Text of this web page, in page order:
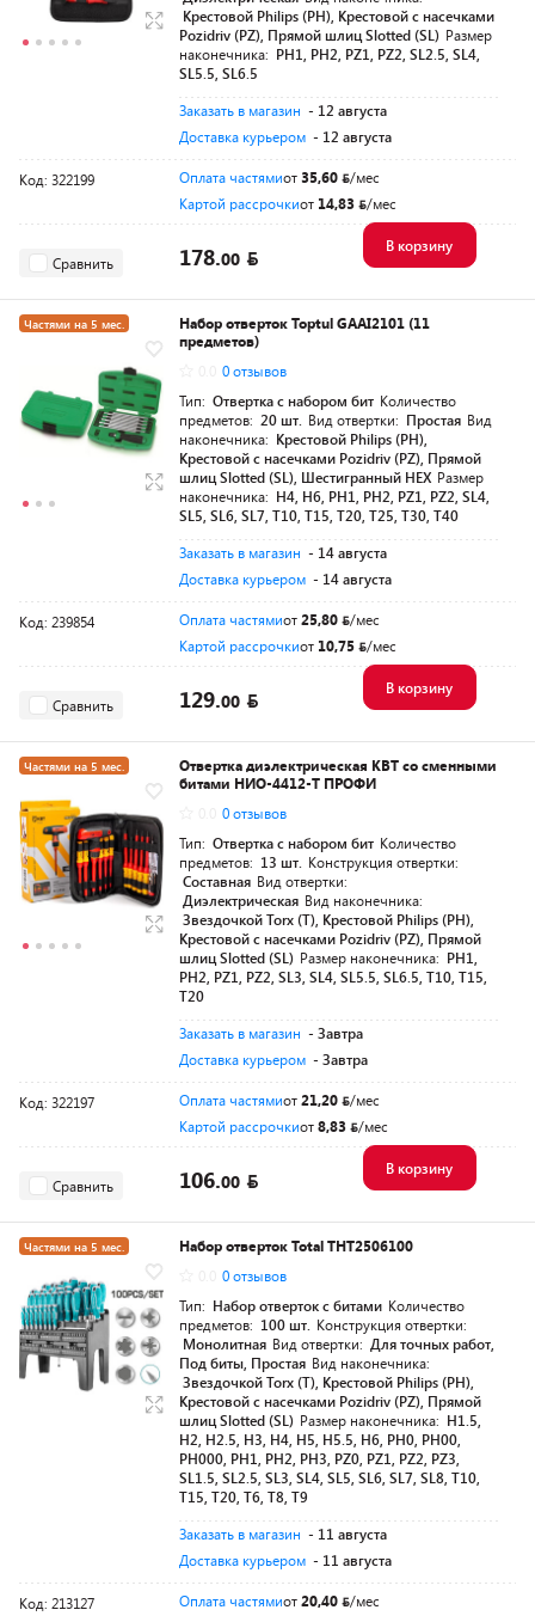
Крестовой Philips (PH), Крестовой с насечками
Pozidriv (PZ), Прямой шлиц Slotted (SL) Размер
наконечника: PH1, PH2, PZ1, PZ2, SL2.5, SL4,
SL5.5, SL6.5
Заказать в магазин - 12 августа
Доставка курьером - 12 августа
Код: 322199 Оплата частямиот35,60
/мес
Картой рассрочкиот 14,83 /мес
Сравнить 178.00
В корзину
Частями на 5 мес.
Набор отверток Toptul GAAI2101 (11
предметов)
0 отзывов
Тип: Отвертка с набором бит Количество
предметов: 20 шт. Вид отвертки: Простая Вид
наконечника: Крестовой Philips (PH),
Крестовой с насечками Pozidriv (PZ), Прямой
шлиц Slotted (SL), Шестигранный HEX Размер
наконечника: H4, H6, PH1, PH2, PZ1, PZ2, SL4,
SL5, SL6, SL7, T10, T15, T20, T25, T30, T40
Заказать в магазин - 14 августа
Доставка курьером - 14 августа
Код: 239854 Оплата частямиот25,80
/мес
Картой рассрочкиот 10,75 /мес
Сравнить 129.00
В корзину
Частями на 5 мес.
Разумная цена
Отвертка диэлектрическая КВТ со сменными
битами НИО-4412-Т ПРОФИ
0 отзывов
Тип: Отвертка с набором бит Количество
предметов: 13 шт. Конструкция отвертки:
Составная Вид отвертки:
Диэлектрическая Вид наконечника:
Звездочкой Torx (T), Крестовой Philips (PH),
Крестовой с насечками Pozidriv (PZ), Прямой
шлиц Slotted (SL) Размер наконечника: PH1,
PH2, PZ1, PZ2, SL3, SL4, SL5.5, SL6.5, T10, T15,
T20
Заказать в магазин - Завтра
Доставка курьером - Завтра
Код: 322197 Оплата частямиот21,20
/мес
Картой рассрочкиот8,83 /мес
Сравнить 106.00
В корзину
Частями на 5 мес.
Разумная цена
Набор отверток Total THT2506100
0 отзывов
Тип: Набор отверток с битами Количество
предметов: 100 шт. Конструкция отвертки:
Монолитная Вид отвертки: Для точных работ,
Под биты, Простая Вид наконечника:
Звездочкой Torx (T), Крестовой Philips (PH),
Крестовой с насечками Pozidriv (PZ), Прямой
шлиц Slotted (SL) Размер наконечника: H1.5,
H2, H2.5, H3, H4, H5, H5.5, H6, PH0, PH00,
PH000, PH1, PH2, PH3, PZ0, PZ1, PZ2, PZ3,
SL1.5, SL2.5, SL3, SL4, SL5, SL6, SL7, SL8, T10,
T15, T20, T6, T8, T9
Заказать в магазин - 11 августа
Доставка курьером - 11 августа
Код: 213127 Оплата частямиот20,40
/мес